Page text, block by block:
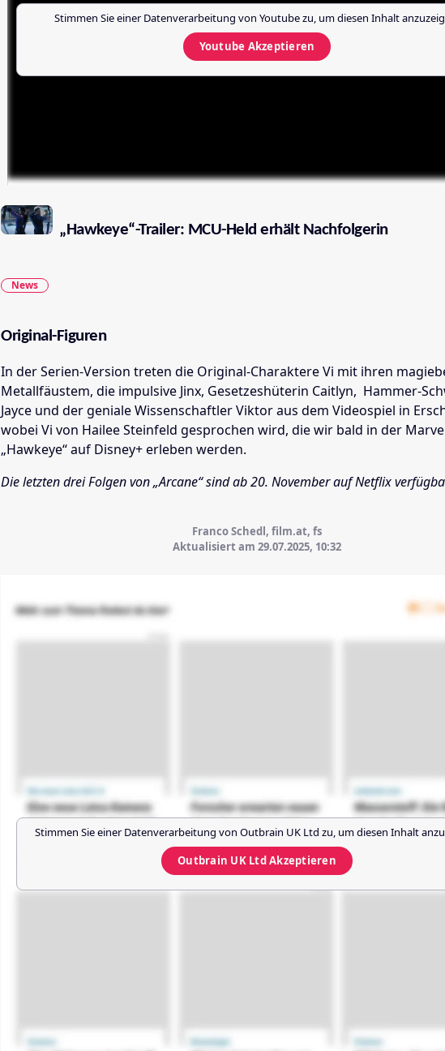
Stimmen Sie einer Datenverarbeitung von Youtubezu, um diesen Inhalt
Youtube Akzeptieren
„Hawkeye“-Trailer: MCU-Held erhält Nachfolgerin
News
Original-Figuren
In der Serien-Version treten die Original-Charaktere Vi mit ihren
Metallfäustem, die impulsive Jinx, Gesetzeshüterin Caitlyn, Hammer-
Jayce und der geniale Wissenschaftler Viktor aus dem Videospiel in
wobei Vi von Hailee Steinfeld gesprochen wird, die wir bald in der
„Hawkeye“ auf Disney+ erleben werden.
Die letzten drei Folgen von „Arcane“ sind ab 20. November auf Netflix
Franco Schedl, film.at, fs
Aktualisiert am 29.07.2025, 10:32
Stimmen Sie einer Datenverarbeitung von Outbrain UK Ltd zu, um diesen Inhalt
Outbrain UK LtdAkzeptieren